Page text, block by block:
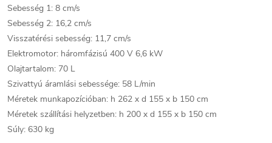
Sebesség 1: 8 cm/s
Sebesség 2: 16,2 cm/s
Visszatérési sebesség: 11,7 cm/s
Elektromotor: háromfázisú 400 V 6,6 kW
Olajtartalom: 70 L
Szivattyú áramlási sebessége: 58 L/min
Méretek munkapozícióban: h 262 x d 155 x b 150 cm
Méretek szállítási helyzetben: h 200 x d 155 x b 150 cm
Súly: 630 kg